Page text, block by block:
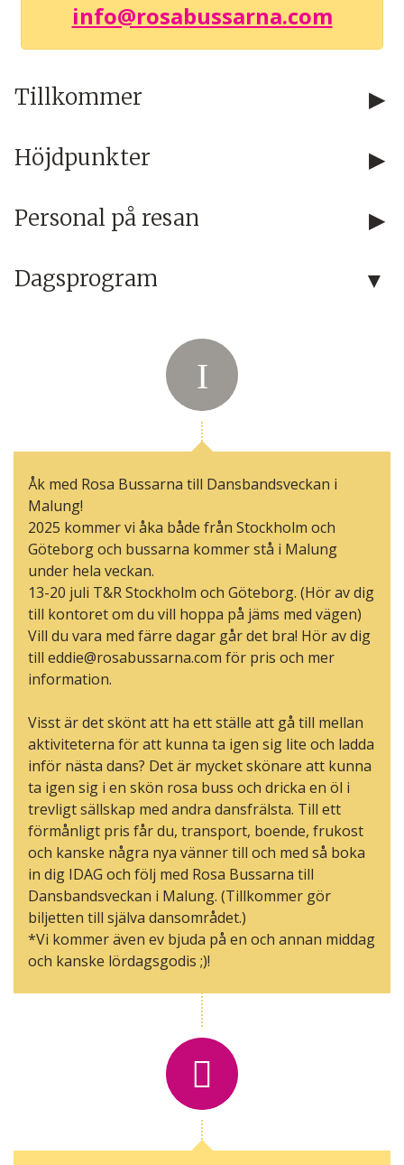
info@rosabussarna.com
Tillkommer
Höjdpunkter
Personal på resan
Dagsprogram
Åk med Rosa Bussarna till Dansbandsveckan i
Malung!
2025 kommer vi åka både från Stockholm och
Göteborg och bussarna kommer stå i Malung
under hela veckan.
13-20 juli T&R Stockholm och Göteborg. (Hör av dig
till kontoret om du vill hoppa på jäms med vägen)
Vill du vara med färre dagar går det bra! Hör av dig
till eddie@rosabussarna.com för pris och mer
information.
Visst är det skönt att ha ett ställe att gå till mellan
aktiviteterna för att kunna ta igen sig lite och ladda
inför nästa dans? Det är mycket skönare att kunna
ta igen sig i en skön rosa buss och dricka en öl i
trevligt sällskap med andra dansfrälsta. Till ett
förmånligt pris får du, transport, boende, frukost
och kanske några nya vänner till och med så boka
in dig IDAG och följ med Rosa Bussarna till
Dansbandsveckan i Malung. (Tillkommer gör
biljetten till själva dansområdet.)
*Vi kommer även ev bjuda på en och annan middag
och kanske lördagsgodis ;)!